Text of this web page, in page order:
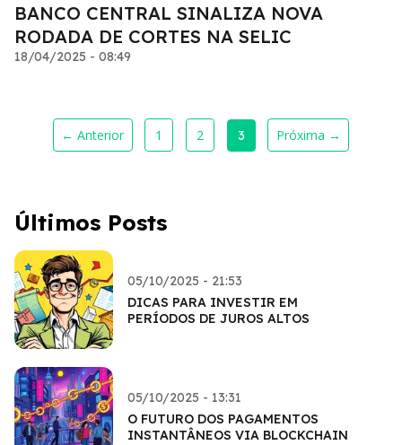
BANCO CENTRAL SINALIZA NOVA
RODADA DE CORTES NA SELIC
18/04/2025 - 08:49
← Anterior 1 2 3 Próxima →
Últimos Posts
05/10/2025 - 21:53
DICAS PARA INVESTIR EM
PERÍODOS DE JUROS ALTOS
05/10/2025 - 13:31
O FUTURO DOS PAGAMENTOS
INSTANTÂNEOS VIA BLOCKCHAIN